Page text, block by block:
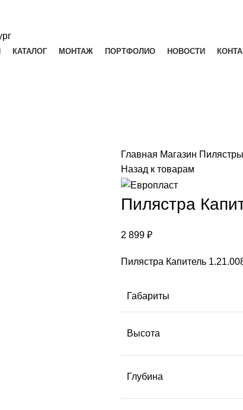
КАТАЛОГ МОНТАЖ ПОРТФОЛИО НОВОСТИ
Главная Магазин Пилястры
Назад к товарам
Пилястра
2 899 ₽
Пилястра Капитель
Габариты
Высота
Глубина